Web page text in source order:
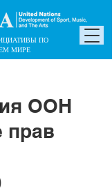
ПО
МИРЕ
ООН
прав